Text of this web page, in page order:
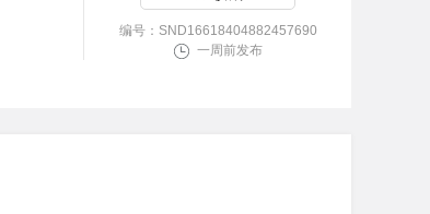
以￥80000.00买
编号：SND16618404882457690
一周前发布